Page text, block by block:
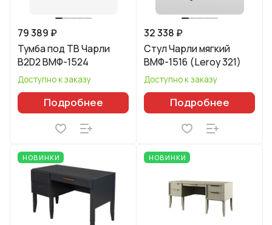
79 389 ₽
Тумба под ТВ Чарли
B2D2 ВМФ-1524
Доступно к заказу
Подробнее
32 338 ₽
Стул Чарли мягкий
ВМФ-1516 (Leroy 321)
Доступно к заказу
Подробнее
НОВИНКИ НОВИНКИ